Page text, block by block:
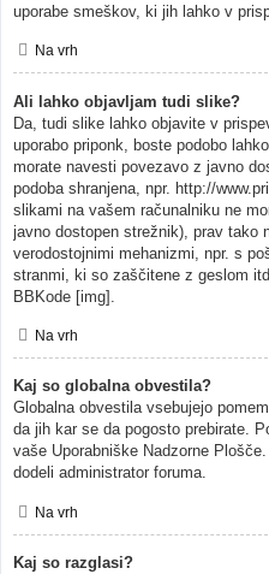
uporabe smeškov, ki jih lahko v
Na vrh
Ali lahko objavljam tudi slike?
Da, tudi slike lahko objavite v
uporabo priponk, boste podobo
morate navesti povezavo z javno
podoba shranjena, npr. http://
slikami na vašem računalniku ne
javno dostopen strežnik), prav tako
verodostojnimi mehanizmi, npr. s
stranmi, ki so zaščitene z geslom
BBKode [img].
Na vrh
Kaj so globalna obvestila?
Globalna obvestila vsebujejo
da jih kar se da pogosto prebirate.
vaše Uporabniške Nadzorne
dodeli administrator foruma.
Na vrh
Kaj so razglasi?